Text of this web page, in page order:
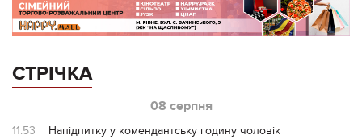
СТРІЧКА
08 серпня
11:53
Напідпитку у комендантську годину чоловік